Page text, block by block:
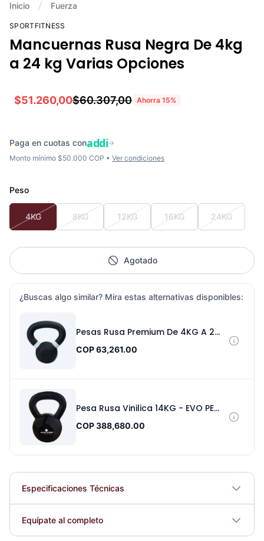
Inicio Fuerza
SPORTFITNESS
Mancuernas Rusa Negra De 4kg
a 24 kg Varias Opciones
$51.260,00$60.307,00 Ahorra 15%
Paga en cuotas conaddi→
Monto mínimo $50.000 COP • Ver condiciones
Peso
4KG 8KG 12KG 16KG 24KG
Agotado
¿Buscas algo similar? Mira estas alternativas disponibles:
Pesas Rusa Premium De 4KG A 24KG – Sport Fitness 9115
COP 63,261.00
Pesa Rusa Vinilica 14KG - EVO PE060148
COP 388,680.00
Especificaciones Técnicas
Plegable No
Equípate al completo